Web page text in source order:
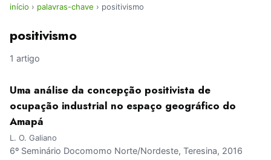
início › palavras-chave › positivismo
positivismo
1 artigo
Uma análise da concepção positivista de
ocupação industrial no espaço geográfico do
Amapá
L. O. Galiano
6º Seminário Docomomo Norte/Nordeste, Teresina, 2016